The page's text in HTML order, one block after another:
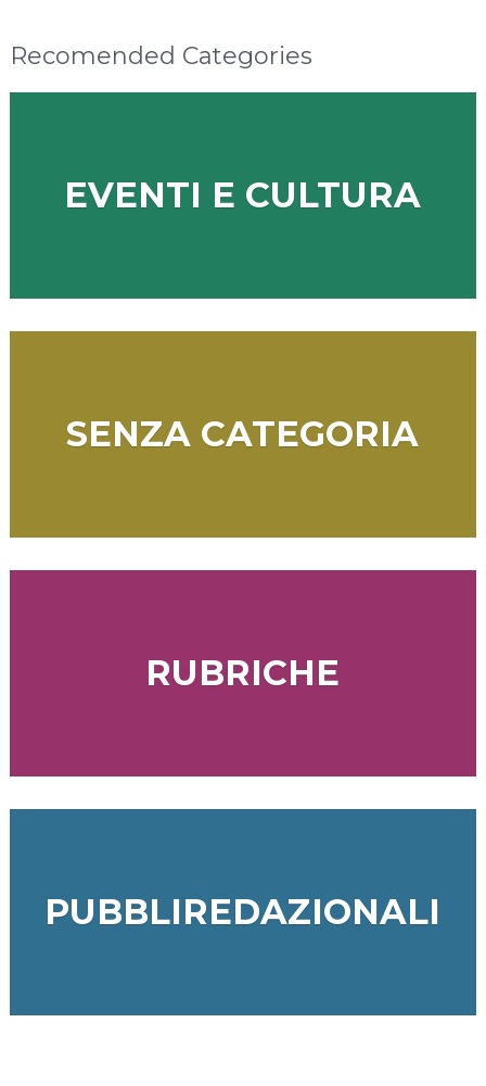
Recomended Categories
EVENTI E CULTURA
SENZA CATEGORIA
RUBRICHE
PUBBLIREDAZIONALI